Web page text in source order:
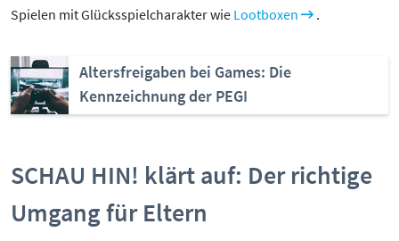
Spielen mit Glücksspielcharakter wie Lootboxen .
Altersfreigaben bei Games: Die
Kennzeichnung der PEGI
SCHAU HIN! klärt auf: Der richtige
Umgang für Eltern